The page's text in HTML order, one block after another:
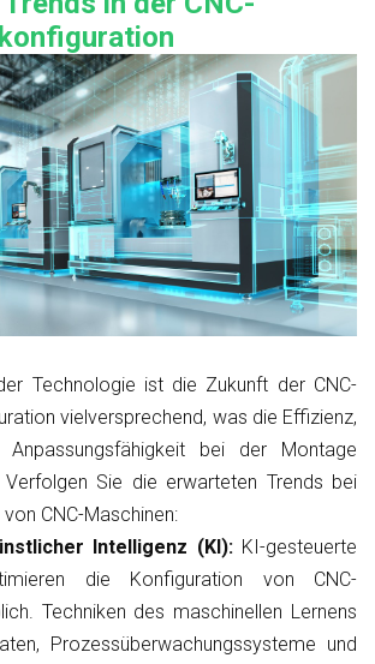
Technologie ist die Zukunft der CNC-
vielversprechend, was die Effizienz,
Anpassungsfähigkeit bei der Montage
Sie die erwarteten Trends bei
CNC-Maschinen:
Intelligenz (KI):KI-gesteuerte
die Konfiguration von CNC-
Techniken des maschinellen Lernens
Prozessüberwachungssysteme und